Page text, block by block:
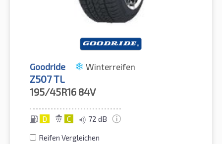
Goodride Winterreifen
Z507 TL
195/45R16 84V
D C 72 dB
Reifen Vergleichen